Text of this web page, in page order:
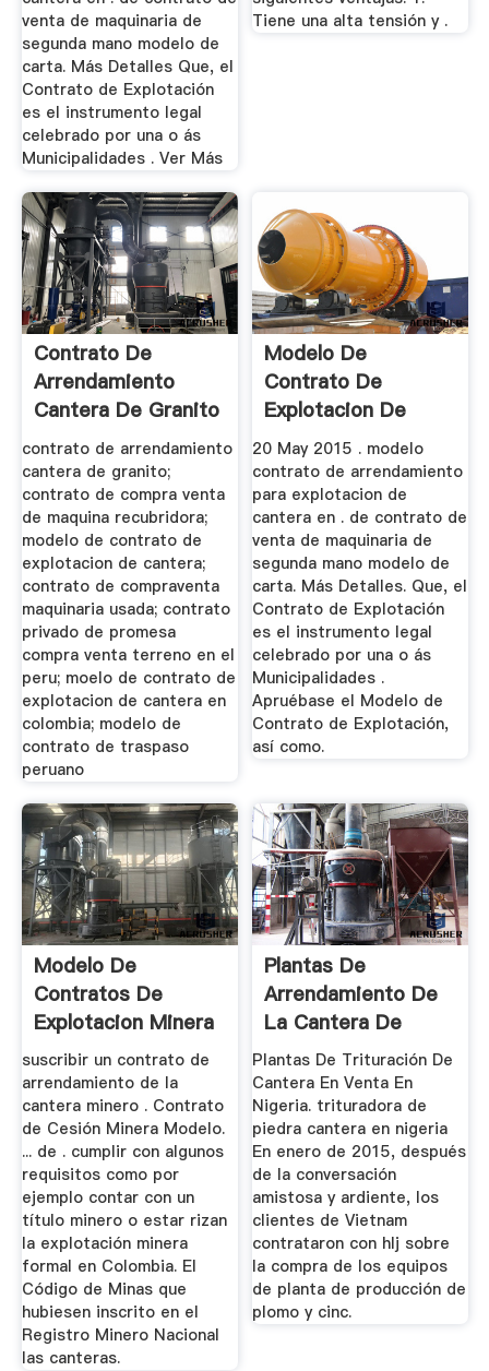
venta de maquinaria de
segunda mano modelo de
carta. Más Detalles Que, el
Contrato de Explotación
es el instrumento legal
celebrado por una o ás
Municipalidades . Ver Más
Tiene una alta tensión y .
Contrato De
Arrendamiento
Cantera De Granito
contrato de arrendamiento
cantera de granito;
contrato de compra venta
de maquina recubridora;
modelo de contrato de
explotacion de cantera;
contrato de compraventa
maquinaria usada; contrato
privado de promesa
compra venta terreno en el
peru; moelo de contrato de
explotacion de cantera en
colombia; modelo de
contrato de traspaso
peruano
Modelo De
Contrato De
Explotacion De
Cantera
20 May 2015 . modelo
contrato de arrendamiento
para explotacion de
cantera en . de contrato de
venta de maquinaria de
segunda mano modelo de
carta. Más Detalles. Que, el
Contrato de Explotación
es el instrumento legal
celebrado por una o ás
Municipalidades .
Apruébase el Modelo de
Contrato de Explotación,
así como.
Modelo De
Contratos De
Explotacion Minera
De Canteras En ...
suscribir un contrato de
arrendamiento de la
cantera minero . Contrato
de Cesión Minera Modelo.
... de . cumplir con algunos
requisitos como por
ejemplo contar con un
título minero o estar rizan
la explotación minera
formal en Colombia. El
Código de Minas que
hubiesen inscrito en el
Registro Minero Nacional
las canteras.
Plantas De
Arrendamiento De
La Cantera De
Nigeria
Plantas De Trituración De
Cantera En Venta En
Nigeria. trituradora de
piedra cantera en nigeria
En enero de 2015, después
de la conversación
amistosa y ardiente, los
clientes de Vietnam
contrataron con hlj sobre
la compra de los equipos
de planta de producción de
plomo y cinc.